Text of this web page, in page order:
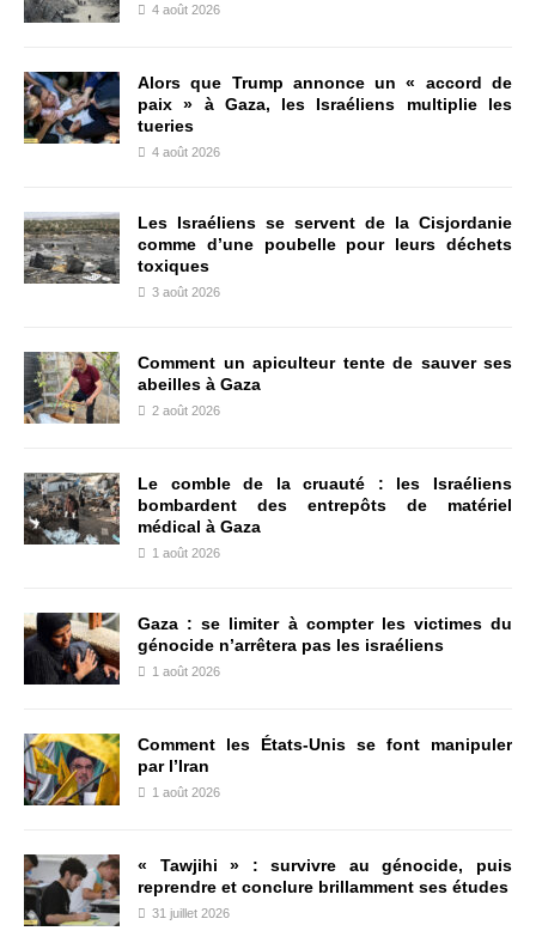
4 août 2026
Alors que Trump annonce un « accord de
paix » à Gaza, les Israéliens multiplie les
tueries
4 août 2026
Les Israéliens se servent de la Cisjordanie
comme d’une poubelle pour leurs déchets
toxiques
3 août 2026
Comment un apiculteur tente de sauver ses
abeilles à Gaza
2 août 2026
Le comble de la cruauté : les Israéliens
bombardent des entrepôts de matériel
médical à Gaza
1 août 2026
Gaza : se limiter à compter les victimes du
génocide n’arrêtera pas les israéliens
1 août 2026
Comment les États-Unis se font manipuler
par l’Iran
1 août 2026
« Tawjihi » : survivre au génocide, puis
reprendre et conclure brillamment ses études
31 juillet 2026